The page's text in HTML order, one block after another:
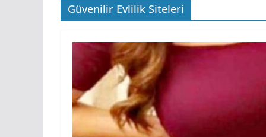
Güvenilir Evlilik Siteleri